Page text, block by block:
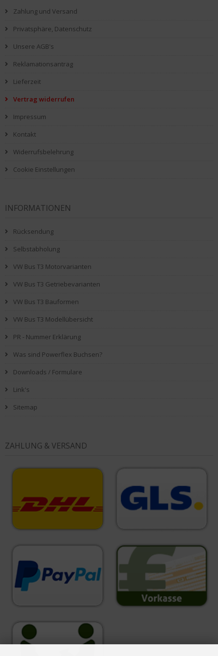
Zahlung und Versand
Privatsphäre, Datenschutz
Unsere AGB's
Reklamationsantrag
Lieferzeit
Vertrag widerrufen
Impressum
Kontakt
Widerrufsbelehrung
Cookie Einstellungen
INFORMATIONEN
Rücksendung
Selbstabholung
VW Bus T3 Motorvarianten
VW Bus T3 Getriebevarianten
VW Bus T3 Bauformen
VW Bus T3 Modellübersicht
PR - Nummer Erklärung
Was sind Powerflex Buchsen?
Downloads / Formulare
Link's
Sitemap
ZAHLUNG & VERSAND